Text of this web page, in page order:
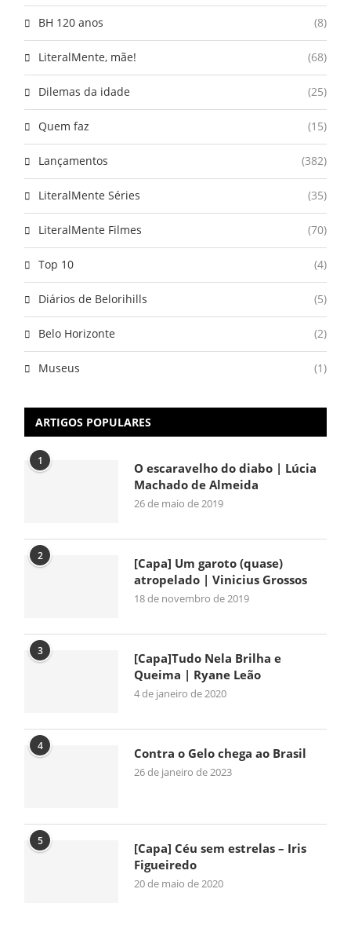
BH 120 anos (8)
LiteralMente, mãe! (68)
Dilemas da idade (25)
Quem faz (15)
Lançamentos (382)
LiteralMente Séries (35)
LiteralMente Filmes (70)
Top 10 (4)
Diários de Belorihills (5)
Belo Horizonte (2)
Museus (1)
ARTIGOS POPULARES
1
O escaravelho do diabo | Lúcia
Machado de Almeida
26 de maio de 2019
2
[Capa] Um garoto (quase)
atropelado | Vinicius Grossos
18 de novembro de 2019
3
[Capa]Tudo Nela Brilha e
Queima | Ryane Leão
4 de janeiro de 2020
4 Contra o Gelo chega ao Brasil
26 de janeiro de 2023
5
[Capa] Céu sem estrelas – Iris
Figueiredo
20 de maio de 2020